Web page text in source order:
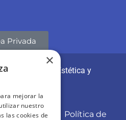
Privada
y Cirugía Estética y
Privacidad
Política de
×
mejorar la
nuestro
las cookies de